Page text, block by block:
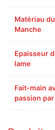
Matériau du
Manche
Epaisseur
lame
Fait-main
passion par